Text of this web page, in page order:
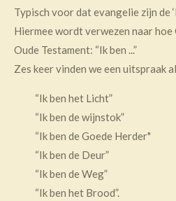
Typisch voor dat evangelie zijn de
Hiermee wordt verwezen naar hoe
Oude Testament: “Ik ben ...”
Zes keer vinden we een uitspraak
“Ik ben het Licht”
“Ik ben de wijnstok”
“Ik ben de Goede Herder"
“Ik ben de Deur”
“Ik ben de Weg”
“Ik ben het Brood”.